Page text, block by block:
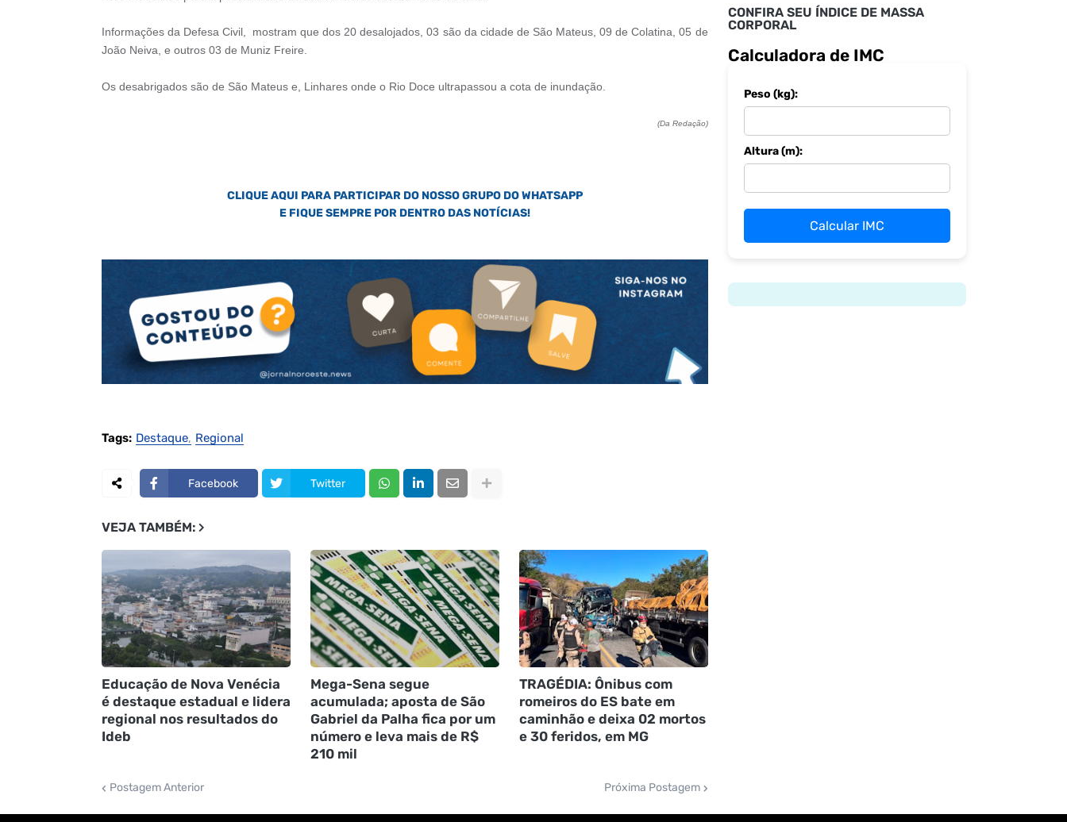
Informações da Defesa Civil, mostram que dos 20desalojados,03 são da cidade de São Mateus,09 de Colatina, 05 de
João Neiva, e outros 03 de Muniz Freire.
Os desabrigados são de São Mateus e, Linhares onde o Rio Doce ultrapassou a cota de inundação.
(Da Redação)
CLIQUE AQUI PARA PARTICIPAR DO NOSSO GRUPO DO WHATSAPP
E FIQUE SEMPRE POR DENTRO DAS NOTÍCIAS!
Tags: Destaque Regional
Facebook Twitter
VEJA TAMBÉM:
Educação de Nova Venécia
é destaque estadual e lidera
regional nos resultados do
Ideb
Mega-Sena segue
acumulada; aposta de São
Gabriel da Palha fica por um
número e leva mais de R$
210 mil
TRAGÉDIA: Ônibus com
romeiros do ES bate em
caminhão e deixa 02 mortos
e 30 feridos, em MG
Postagem Anterior Próxima Postagem
CONFIRA SEU ÍNDICE DE MASSA
CORPORAL
Calculadora de IMC
Peso (kg):
Altura (m):
Calcular IMC